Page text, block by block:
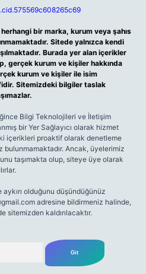
bir marka, kurum veya şahıs
Sitede yalnızca kendi
Burada yer alan içerikler
gerçek kurum ve kişiler hakkında
kurum ve kişiler ile isim
Sitemizdeki bilgiler taslak
Bilgi Teknolojileri ve İletişim
bir Yer Sağlayıcı olarak hizmet
içerikleri proaktif olarak denetleme
bulunmamaktadır. Ancak, üyelerimiz
taşımakta olup, siteye üye olarak
olduğunu düşündüğünüz
adresine bildirmeniz halinde,
sitemizden kaldırılacaktır.